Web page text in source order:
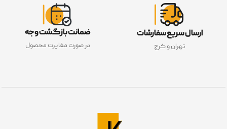
ارسال سریع سفارشات
تهران و کرج
ضمانت بازگشت وجه
در صورت مغایرت محصول